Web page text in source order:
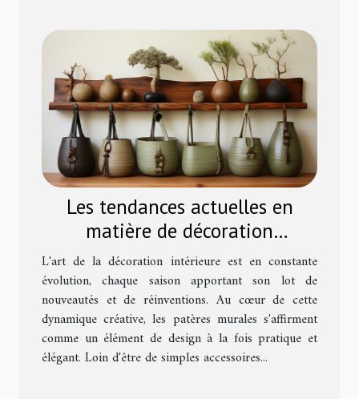
Les tendances actuelles en
matière de décoration
intérieure : intégrer des patères
murales dans divers styles
d'habitat
L'art de la décoration intérieure est en constante
évolution, chaque saison apportant son lot de
nouveautés et de réinventions. Au cœur de cette
dynamique créative, les patères murales s'affirment
comme un élément de design à la fois pratique et
élégant. Loin d'être de simples accessoires...